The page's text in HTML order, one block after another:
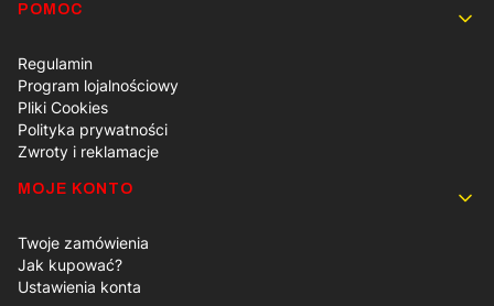
POMOC
Regulamin
Program lojalnościowy
Pliki Cookies
Polityka prywatności
Zwroty i reklamacje
MOJE KONTO
Twoje zamówienia
Jak kupować?
Ustawienia konta